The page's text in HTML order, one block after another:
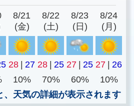
8/21
(金)
8/22
(土)
8/23
(日)
8/24
(月)
28 | 27 28 | 25 27 | 25 27 | 26
10% 70% 60%
10%
、天気の詳細が表示されます